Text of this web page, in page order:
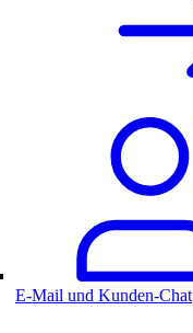
E-Mail und Kunden-Chat